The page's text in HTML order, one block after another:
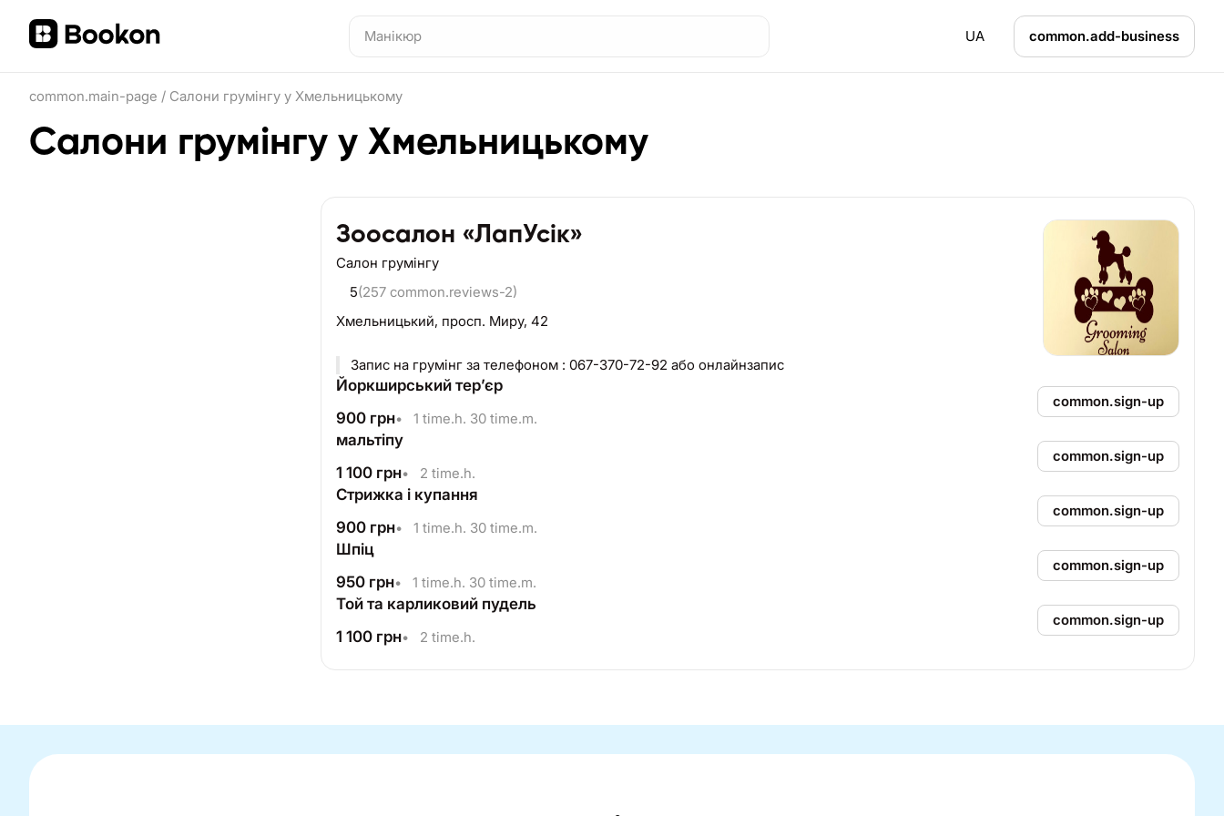
UA common.add-business
common.main-page / Салони грумінгу у Хмельницькому
Салони грумінгу у Хмельницькому
Зоосалон «ЛапУсік»
Салон грумінгу
5(257 common.reviews-2)
Хмельницький, просп. Миру, 42
Запис на грумінг за телефоном : 067-370-72-92 або онлайнзапис
Йоркширський тер’єр
900 грн• 1 time.h. 30 time.m.
common.sign-up
мальтіпу
1 100 грн• 2 time.h.
common.sign-up
Стрижка і купання
900 грн• 1 time.h. 30 time.m.
common.sign-up
Шпіц
950 грн• 1 time.h. 30 time.m.
common.sign-up
Той та карликовий пудель
1 100 грн• 2 time.h.
common.sign-up